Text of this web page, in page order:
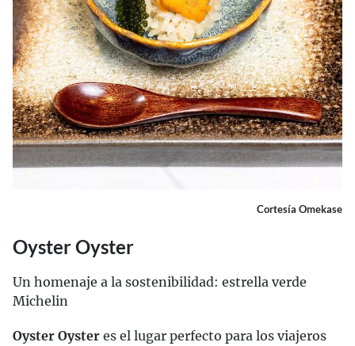
Cortesía Omekase
Oyster Oyster
Un homenaje a la sostenibilidad: estrella verde
Michelin
Oyster Oyster es el lugar perfecto para los viajeros